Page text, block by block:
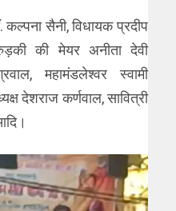
सैनी, विधायक प्रदीप
की मेयर अनीता देवी
महामंडलेश्वर स्वामी
देशराज कर्णवाल, सावित्री